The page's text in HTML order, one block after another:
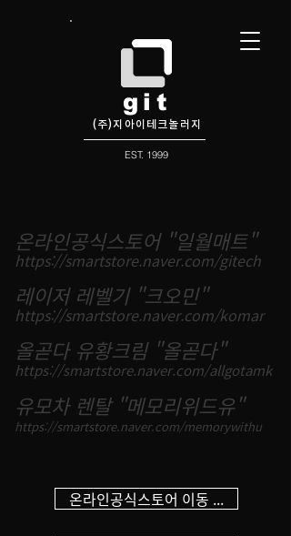
git
(주)지아이테크놀러지
EST. 1999
온라인공식스토어 "일월매트"
https://smartstore.naver.com/gitech
레이저 레벨기 "크오민"
https://smartstore.naver.com/komar
올곧다 유황크림 "올곧다"
https://smartstore.naver.com/allgotamk
유모차 렌탈 "메모리위드유"
https://smartstore.naver.com/memorywithu
온라인공식스토어 이동 ...